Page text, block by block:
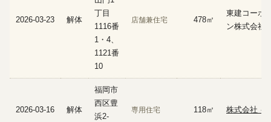
2026-03-23 解体
丁目
1116番
1・4、
1121番
10
店舗兼住宅 478㎡
東建コーポ
ン株式会社
2026-03-16 解体
福岡市
西区豊
浜2-
専用住宅 118㎡ 株式会社 イ